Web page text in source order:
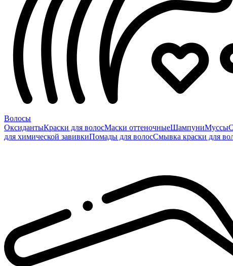
Волосы
ОксидантыКраски для волосМаски оттеночныеШампуниМуссы
для химической завивкиПомады для волосСмывка краски для